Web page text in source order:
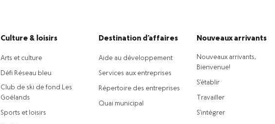
Culture & loisirs
Arts et culture
Défi Réseau bleu
Club de ski de fond Les
Goélands
Sports et loisirs
Destination d’affaires
Aide au développement
Services aux entreprises
Répertoire des entreprises
Quai municipal
Nouveaux arrivants
Nouveaux arrivants,
Bienvenue!
S’établir
Travailler
S’intégrer